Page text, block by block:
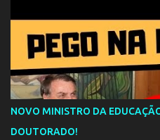
NOVO MINISTRO DA
DOUTORADO!